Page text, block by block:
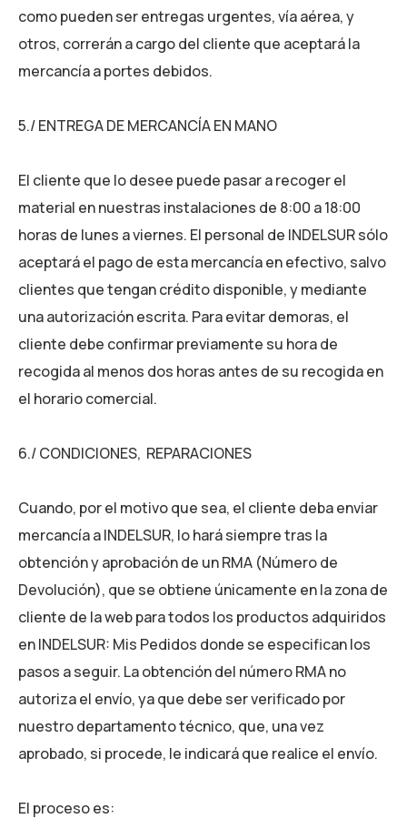
como pueden ser entregas urgentes, vía aérea, y
otros, correrán a cargo del cliente que aceptará la
mercancía a portes debidos.
5./ ENTREGA DE MERCANCÍA EN MANO
El cliente que lo desee puede pasar a recoger el
material en nuestras instalaciones de 8:00 a 18:00
horas de lunes a viernes. El personal de INDELSUR sólo
aceptará el pago de esta mercancía en efectivo, salvo
clientes que tengan crédito disponible, y mediante
una autorización escrita. Para evitar demoras, el
cliente debe confirmar previamente su hora de
recogida al menos dos horas antes de su recogida en
el horario comercial.
6./ CONDICIONES, REPARACIONES
Cuando, por el motivo que sea, el cliente deba enviar
mercancía a INDELSUR, lo hará siempre tras la
obtención y aprobación de un RMA (Número de
Devolución), que se obtiene únicamente en la zona de
cliente de la web para todos los productos adquiridos
en INDELSUR: Mis Pedidos donde se especifican los
pasos a seguir. La obtención del número RMA no
autoriza el envío, ya que debe ser verificado por
nuestro departamento técnico, que, una vez
aprobado, si procede, le indicará que realice el envío.
El proceso es: